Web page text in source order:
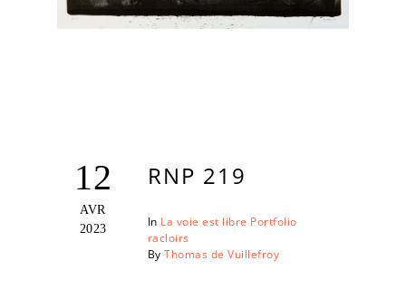
12
AVR
2023
RNP 219
In La voie est libre Portfolio
racloirs
ByThomas de Vuillefroy